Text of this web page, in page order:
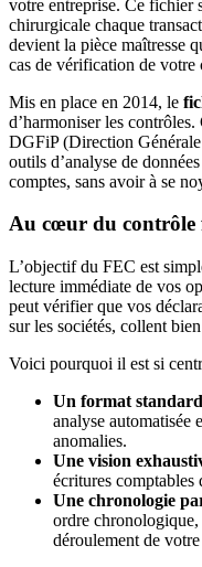
votre entreprise. Ce fichier
chirurgicale chaque
devient la pièce maîtresse
cas de vérification de votre
Mis en place en 2014, le
d’harmoniser les
DGFiP (Direction
outils d’analyse de
comptes, sans avoir à se
Au cœur du contrôle
L’objectif du FEC est
lecture immédiate de vos
peut vérifier que vos
sur les sociétés, collent
Voici pourquoi il est si
Un format
analyse automatisée
anomalies.
Une vision
écritures comptables
Une chronologie
ordre
déroulement de